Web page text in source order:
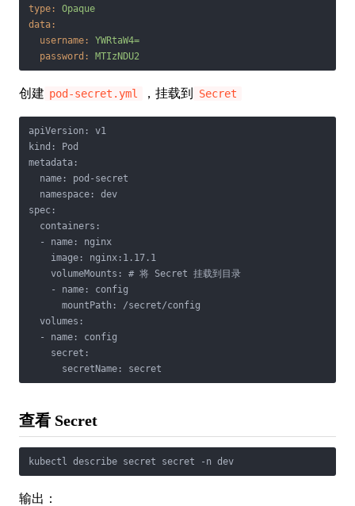
type:
Opaque
data:
username:
YWRtaW4=
password:
MTIzNDU2
创建 pod-secret.yml ，挂载到 Secret
apiVersion: v1
kind: Pod
metadata:
  name: pod-secret
  namespace: dev
spec:
  containers:
  - name: nginx
    image: nginx:1.17.1
    volumeMounts: # 将 Secret 挂载到目录
    - name: config
      mountPath: /secret/config
  volumes:
  - name: config
    secret:
      secretName: secret
查看 Secret
kubectl describe secret secret -n dev
输出：